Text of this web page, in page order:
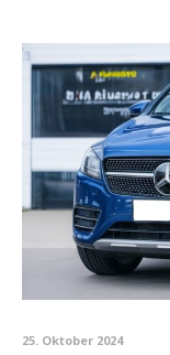
25. Oktober 2024